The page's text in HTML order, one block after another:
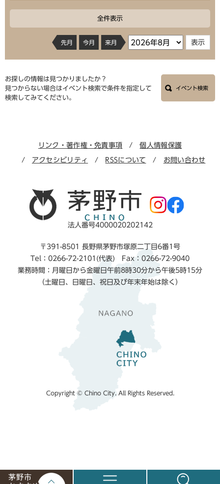
全件表示
先月 今月 来月
お探しの情報は見つかりましたか？
見つからない場合はイベント検索で条件を指定して
検索してみてください。
イベント検索
リンク・著作権・免責事項 個人情報保護
アクセシビリティ RSSについて お問い合わせ
法人番号4000020202142
〒391-8501 長野県茅野市塚原二丁目6番1号
Tel：0266-72-2101(代表) Fax：0266-72-9040
業務時間：月曜日から金曜日午前8時30分から午後5時15分
（土曜日、日曜日、祝日及び年末年始は除く）
Copyright © Chino City. All Rights Reserved.